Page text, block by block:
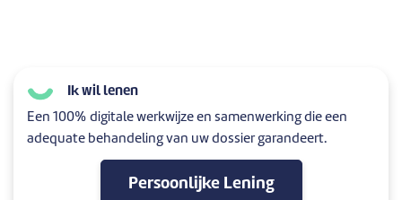
Ik wil lenen
Een 100% digitale werkwijze en samenwerking die een
adequate behandeling van uw dossier garandeert.
Persoonlijke Lening